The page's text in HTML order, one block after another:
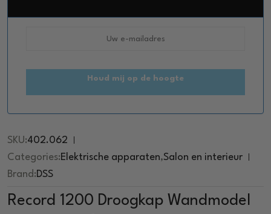
Houd mij op de hoogte
SKU:402.062
Categories:Elektrische apparaten,Salon en interieur
Brand:DSS
Record 1200 Droogkap Wandmodel